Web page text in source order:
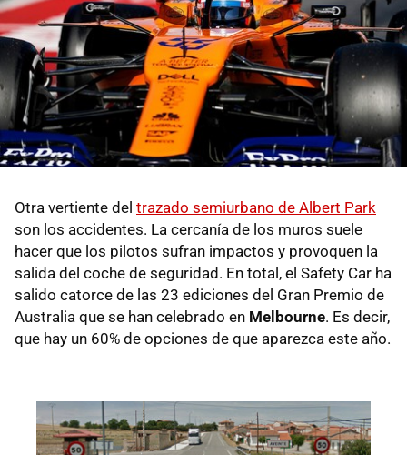
Otra vertiente del trazado semiurbano de Albert Park
son los accidentes. La cercanía de los muros suele
hacer que los pilotos sufran impactos y provoquen la
salida del coche de seguridad. En total, el Safety Car ha
salido catorce de las 23 ediciones del Gran Premio de
Australia que se han celebrado en Melbourne. Es decir,
que hay un 60% de opciones de que aparezca este año.